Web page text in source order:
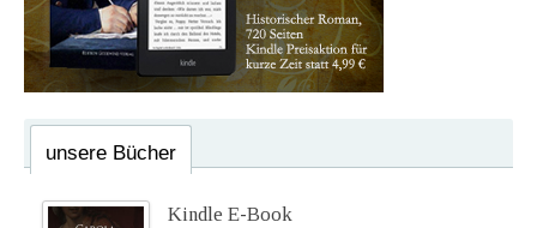
unsere Bücher
Kindle E-Book